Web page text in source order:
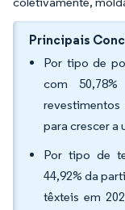
Principais
Por tipo de
com
para crescer a
Por tipo de
44,92% da
têxteis em